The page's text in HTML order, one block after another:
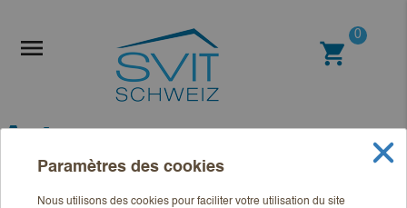
 shopping_cart
0
Art
PERTINENCE  FILTRER
Paramètres des cookies
Nous utilisons des cookies pour faciliter votre utilisation du site